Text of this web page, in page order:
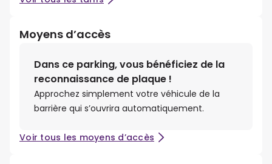
Moyens d’accès
Dans ce parking, vous bénéficiez de la
reconnaissance de plaque !
Approchez simplement votre véhicule de la
barrière qui s’ouvrira automatiquement.
Voir tous les moyens d’accès